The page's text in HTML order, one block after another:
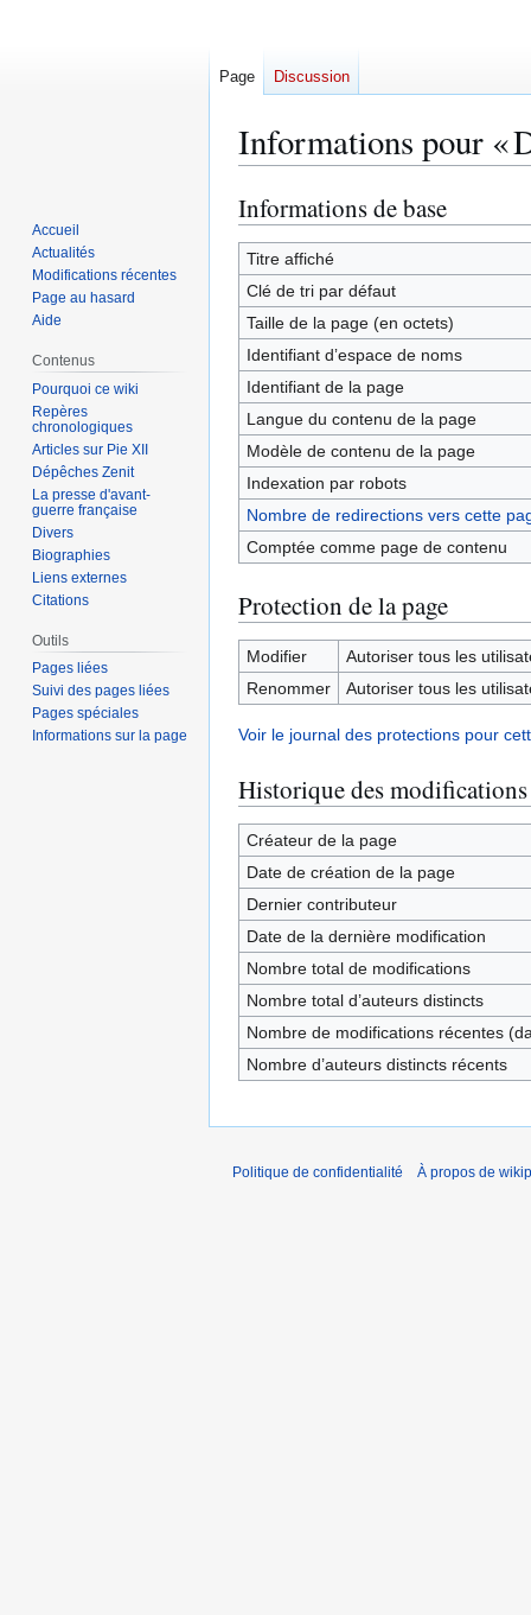
Informations pour «
Aller
à
la
navigation
Aller
à
la
recherche
Informations de base
Titre affiché
Clé de tri par défaut
Taille de la page (en octets)
Identifiant dʼespace de noms
Identifiant de la page
Langue du contenu de la page
Modèle de contenu de la page
Indexation par robots
Nombre de redirections vers cette
Comptée comme page de contenu
Protection de la page
Modifier
Autoriser tous les
Renommer
Autoriser tous les
Voir le journal des protections pour
Historique des modifications
Créateur de la page
Date de création de la page
Dernier contributeur
Date de la dernière modification
Nombre total de modifications
Nombre total d’auteurs distincts
Nombre de modifications récentes
Nombre d’auteurs distincts récents
Page Discussion
Accueil
Actualités
Modifications récentes
Page au hasard
Aide
Contenus
Pourquoi ce wiki
Repères
chronologiques
Articles sur Pie XII
Dépêches Zenit
La presse d'avant-
guerre française
Divers
Biographies
Liens externes
Citations
Outils
Pages liées
Suivi des pages liées
Pages spéciales
Informations sur la page
Politique de confidentialité À propos de